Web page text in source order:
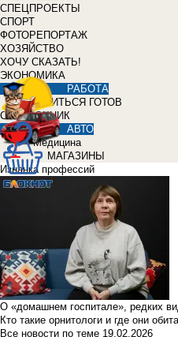
СПЕЦПРОЕКТЫ
СПОРТ
ФОТОРЕПОРТАЖ
ХОЗЯЙСТВО
ХОЧУ СКАЗАТЬ!
ЭКОНОМИКА
РАБОТА
УЧИТЬСЯ ГОТОВ
СПРАВОЧНИК
АВТО
Медицина
МАГАЗИНЫ
Изнанка профессий
О «домашнем госпитале», редких
Кто такие орнитологи и где они
Все новости по теме 19.02.2026